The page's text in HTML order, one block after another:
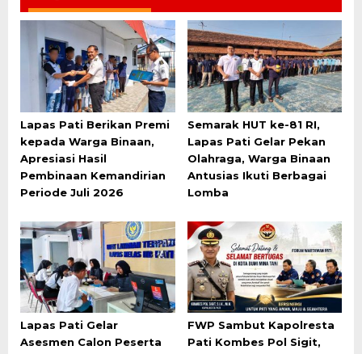
Lapas Pati Berikan Premi
kepada Warga Binaan,
Apresiasi Hasil
Pembinaan Kemandirian
Periode Juli 2026
Semarak HUT ke-81 RI,
Lapas Pati Gelar Pekan
Olahraga, Warga Binaan
Antusias Ikuti Berbagai
Lomba
Lapas Pati Gelar
Asesmen Calon Peserta
FWP Sambut Kapolresta
Pati Kombes Pol Sigit,